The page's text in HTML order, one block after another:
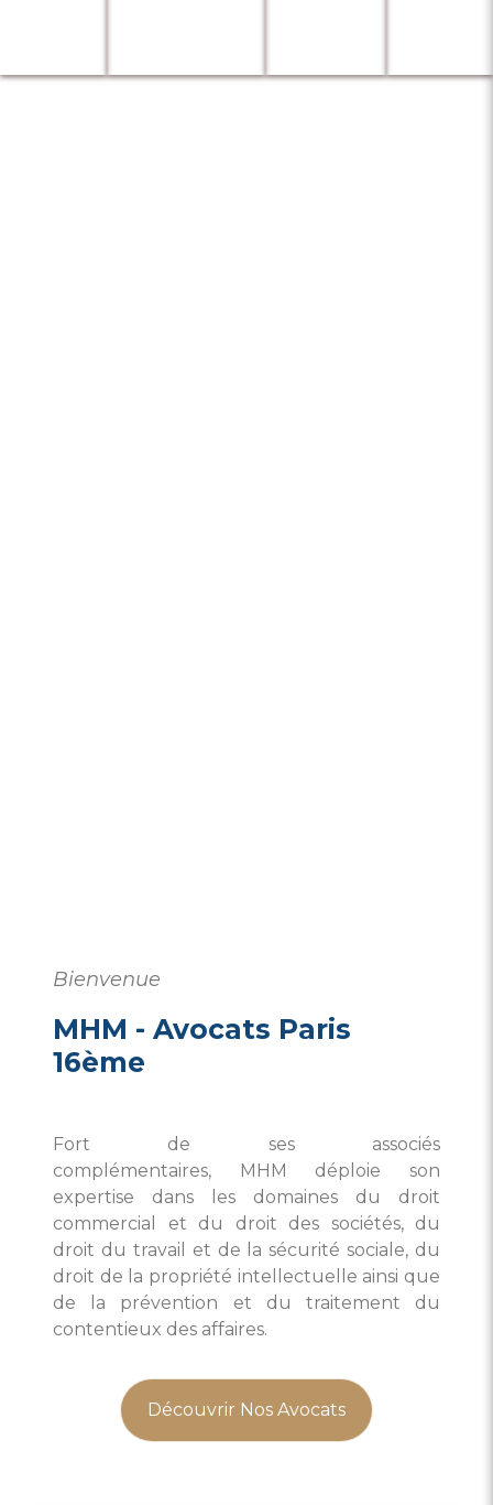
Bienvenue
MHM - Avocats Paris
16ème
Fort de ses associés
complémentaires, MHM déploie son
expertise dans les domaines du droit
commercial et du droit des sociétés, du
droit du travail et de la sécurité sociale, du
droit de la propriété intellectuelle ainsi que
de la prévention et du traitement du
contentieux des affaires.
Découvrir Nos Avocats